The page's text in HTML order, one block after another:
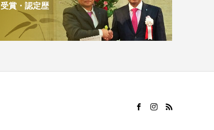
受賞・認定歴